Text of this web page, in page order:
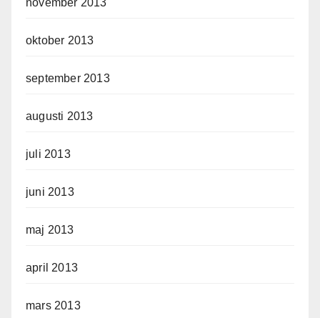
oktober 2013
september 2013
augusti 2013
juli 2013
juni 2013
maj 2013
april 2013
mars 2013